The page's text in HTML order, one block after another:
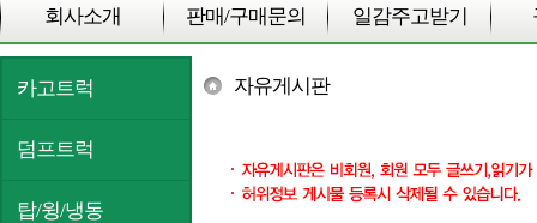
회사소개 판매/구매문의 일감주고받기
카고트럭
덤프트럭
탑/윙/냉동
자유게시판